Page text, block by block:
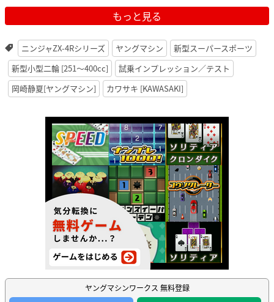
もっと見る
ニンジャZX-4Rシリーズ ヤングマシン
新型スーパースポーツ
新型小型二輪 [251〜400cc]
試乗インプレッション／テスト
岡崎静夏[ヤングマシン]
カワサキ [KAWASAKI]
ヤングマシンワークス 無料登録